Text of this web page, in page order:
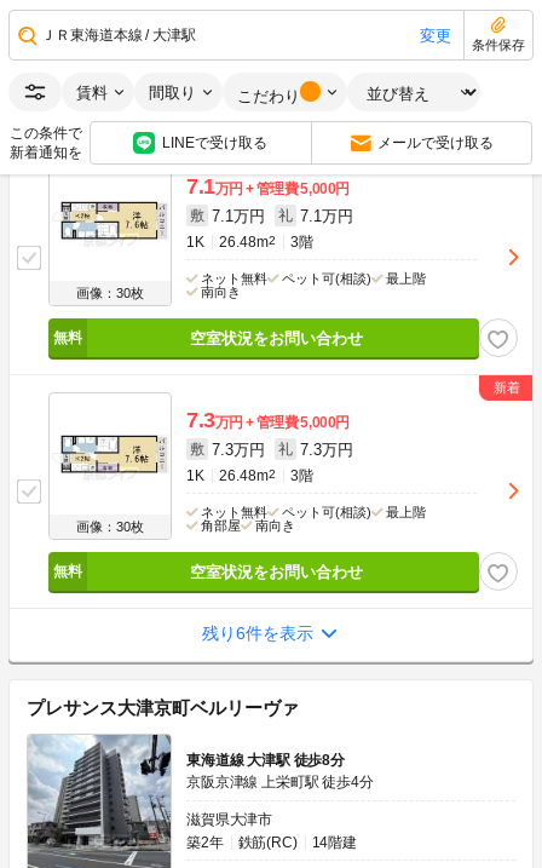
ＪＲ東海道本線 大津駅 変更
条件保存
賃料 間取り こだわり
この条件で
新着通知を
LINEで受け取る メールで受け取る
画像：30枚
1K 26.48m 3階
最上階
角部屋
南向き
空室状況をお問い合わせ
画像：30枚
7.1万円 管理費5,000円
敷 7.1万円 礼 7.1万円
1K 26.48m2 3階
ネット無料 ペット可(相談)
最上階
南向き
空室状況をお問い合わせ
画像：30枚
7.3万円 管理費5,000円
敷 7.3万円 礼 7.3万円
1K 26.48m2 3階
ネット無料 ペット可(相談)
最上階
角部屋
南向き
空室状況をお問い合わせ
残り6件を表示
プレサンス大津京町ベルリーヴァ
東海道線 大津駅 徒歩8分
京阪京津線 上栄町駅 徒歩4分
滋賀県大津市
築2年
鉄筋(RC) 14階建